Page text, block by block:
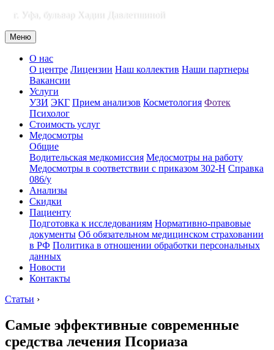
г. Уфа, бульвар Хадии Давлетшиной
Меню
О нас
О центре Лицензии Наш коллектив Наши партнеры
Вакансии
Услуги
УЗИ ЭКГ Прием анализов Косметология Фотек
Психолог
Стоимость услуг
Медосмотры
Общие
Водительская медкомиссия Медосмотры на работу
Медосмотры в соответствии с приказом 302-Н Справка
086/у
Анализы
Скидки
Пациенту
Подготовка к исследованиям Нормативно-правовые
документы Об обязательном медицинском страховании
в РФ Политика в отношении обработки персональных
данных
Новости
Контакты
Статьи ›
Самые эффективные современные
средства лечения Псориаза